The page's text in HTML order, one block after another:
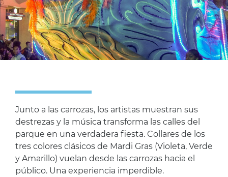
Junto a las carrozas, los artistas muestran sus
destrezas y la música transforma las calles del
parque en una verdadera fiesta. Collares de los
tres colores clásicos de Mardi Gras (Violeta, Verde
y Amarillo) vuelan desde las carrozas hacia el
público. Una experiencia imperdible.